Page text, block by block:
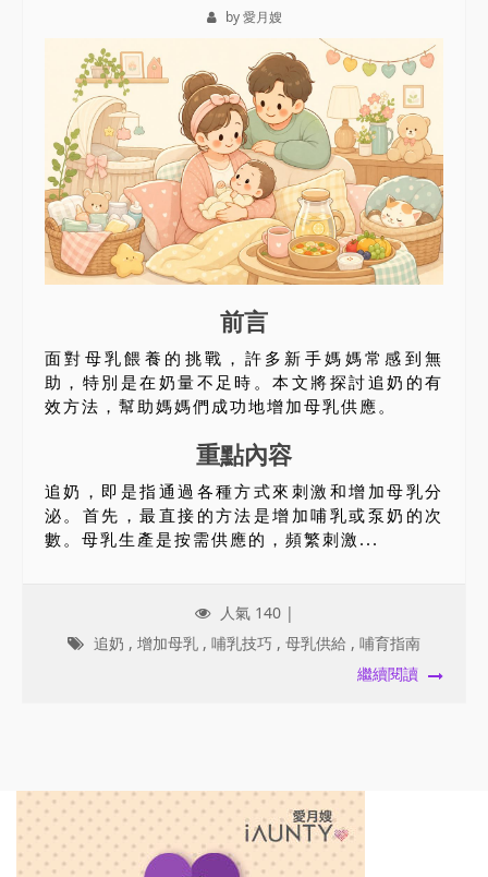
by 愛月嫂
前言
面對母乳餵養的挑戰，許多新手媽媽常感到無
助，特別是在奶量不足時。本文將探討追奶的有
效方法，幫助媽媽們成功地增加母乳供應。
重點內容
追奶，即是指通過各種方式來刺激和增加母乳分
泌。首先，最直接的方法是增加哺乳或泵奶的次
數。母乳生產是按需供應的，頻繁刺激...
人氣 140 |
追奶 , 增加母乳 , 哺乳技巧 , 母乳供給 , 哺育指南
繼續閱讀